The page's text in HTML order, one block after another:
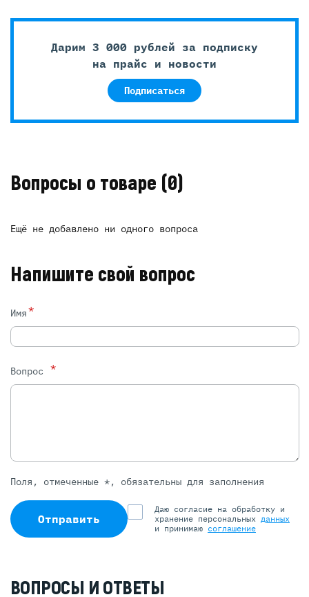
Дарим 3 000 рублей за подписку
на прайс и новости
Подписаться
Вопросы о товаре (0)
Ещё не добавлено ни одного вопроса
Напишите свой вопрос
Имя*
Вопрос *
Поля, отмеченные *, обязательны для заполнения
Отправить
Даю согласие на обработку и
хранение персональных данных
и принимаю соглашение
ВОПРОСЫ И ОТВЕТЫ